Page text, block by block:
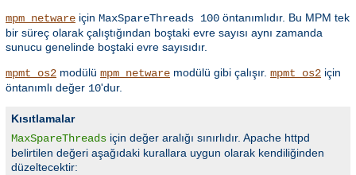
mpm_netware için MaxSpareThreads 100 öntanımlıdır. Bu MPM tek
bir süreç olarak çalıştığından boştaki evre sayısı aynı zamanda
sunucu genelinde boştaki evre sayısıdır.
mpmt_os2 modülü mpm_netware modülü gibi çalışır. mpmt_os2 için
öntanımlı değer 10'dur.
Kısıtlamalar
MaxSpareThreads için değer aralığı sınırlıdır. Apache httpd
belirtilen değeri aşağıdaki kurallara uygun olarak kendiliğinden
düzeltecektir: